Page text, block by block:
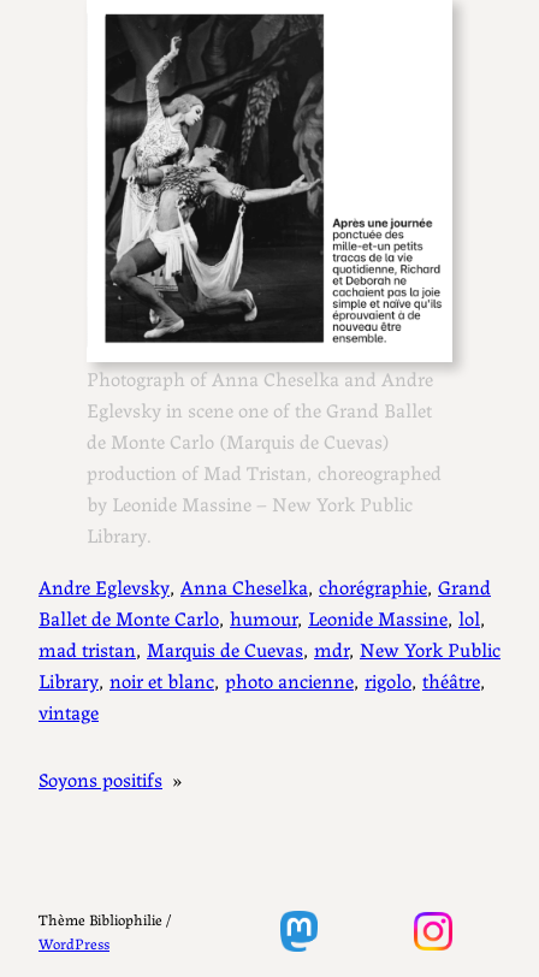
Photograph of Anna Cheselka and Andre
Eglevsky in scene one of the Grand Ballet
de Monte Carlo (Marquis de Cuevas)
production of Mad Tristan, choreographed
by Leonide Massine – New York Public
Library.
Andre Eglevsky, Anna Cheselka, chorégraphie, Grand
Ballet de Monte Carlo, humour, Leonide Massine, lol
mad tristan, Marquis de Cuevas, mdr, New York Public
Library, noir et blanc, photo ancienne, rigolo, théâtre
vintage
Soyons positifs »
Thème Bibliophilie /
WordPress